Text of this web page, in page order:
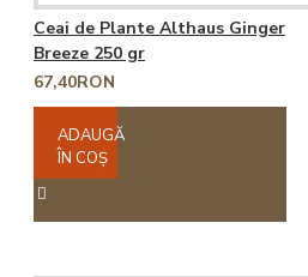
Ceai de Plante Althaus Ginger
Breeze 250 gr
67,40RON
ADAUGĂ
ÎN COŞ